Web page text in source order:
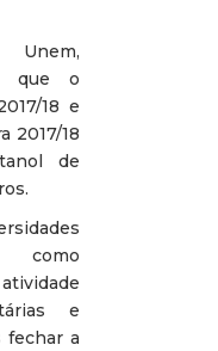
Unem,
que o
18 e
2017/18
de
como
e
fechar a